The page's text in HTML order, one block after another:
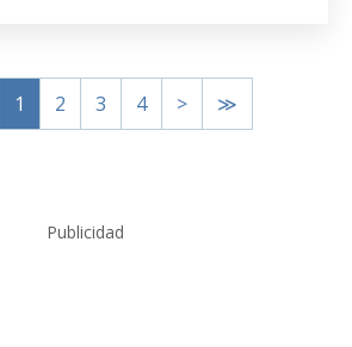
1 2 3 4 > ≫
Publicidad